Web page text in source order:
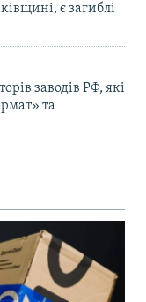
є загиблі
заводів РФ, які
та